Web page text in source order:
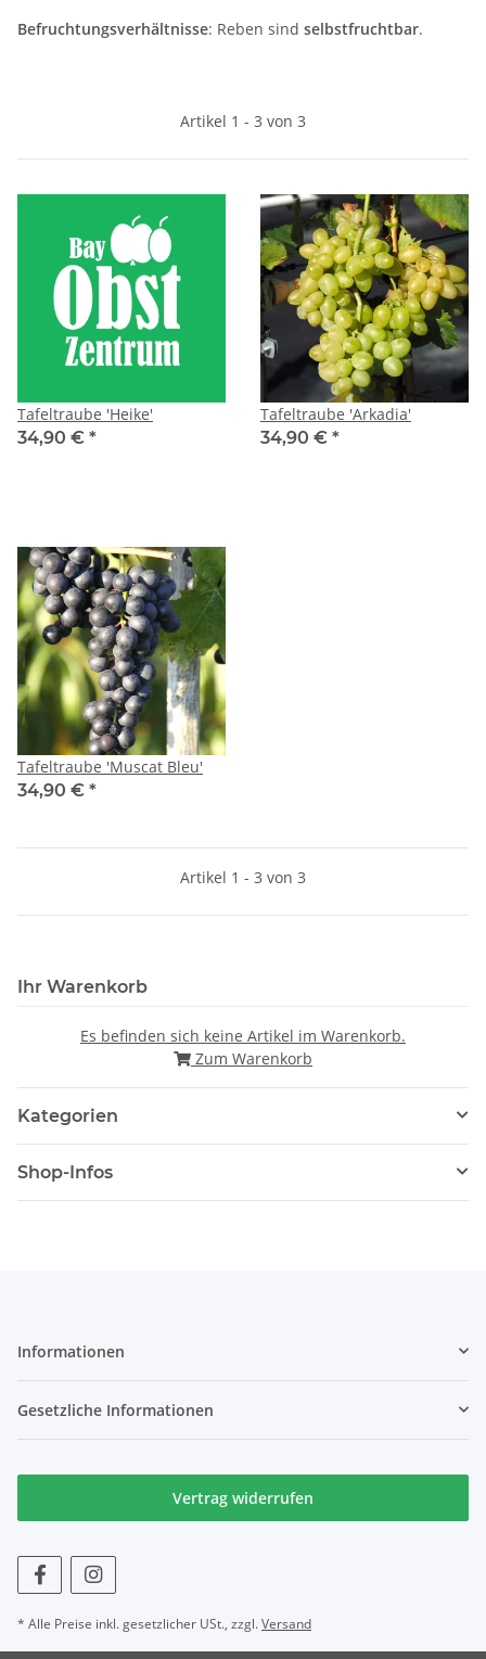
Befruchtungsverhältnisse: Reben sind selbstfruchtbar.
Artikel 1 - 3 von 3
Tafeltraube 'Heike'
34,90 € *
Tafeltraube 'Arkadia'
34,90 € *
Tafeltraube 'Muscat Bleu'
34,90 € *
Artikel 1 - 3 von 3
Ihr Warenkorb
Es befinden sich keine Artikel im Warenkorb.
Zum Warenkorb
Kategorien
Shop-Infos
Informationen
Gesetzliche Informationen
Vertrag widerrufen
* Alle Preise inkl. gesetzlicher USt., zzgl.Versand